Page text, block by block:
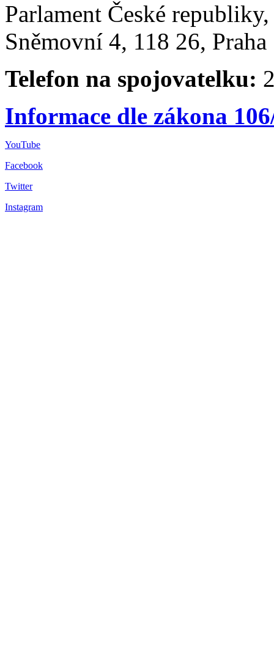
Parlament České
Sněmovní 4, 118 26,
Telefon na spojovatelku:
Informace dle zákona
YouTube
Facebook
Twitter
Instagram